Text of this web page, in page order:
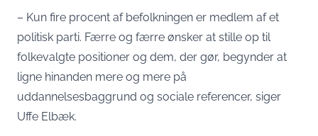
– Kun fire procent af befolkningen er medlem af et
politisk parti. Færre og færre ønsker at stille op til
folkevalgte positioner og dem, der gør, begynder at
ligne hinanden mere og mere på
uddannelsesbaggrund og sociale referencer, siger
Uffe Elbæk.